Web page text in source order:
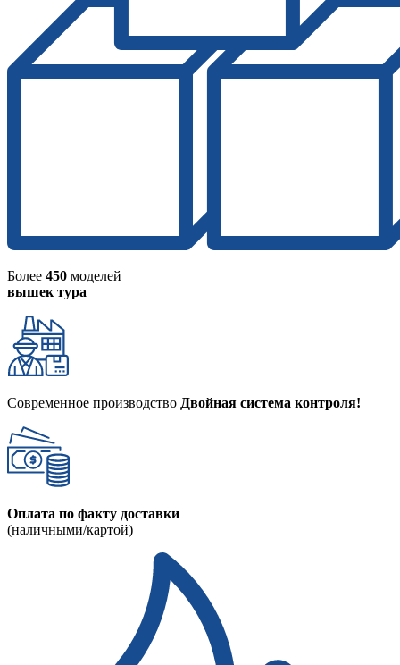
Более 450 моделей
вышек тура
Современное производство Двойная система контроля!
Оплата по факту доставки
(наличными/картой)